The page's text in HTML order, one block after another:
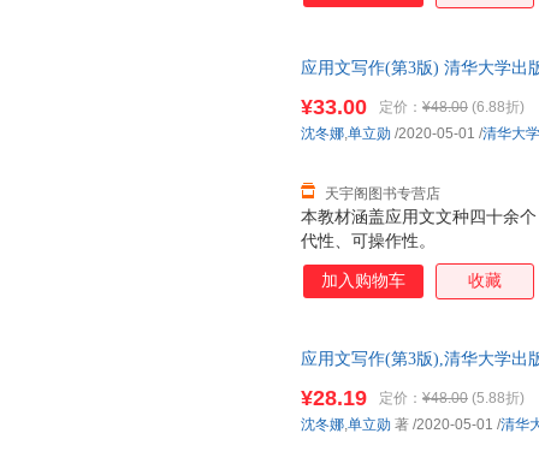
应用文写作(第3版) 清华大学出
本教材涵盖应用文文种四十余
代性、可操作性。
¥33.00 定价： ¥48.00 (6.88折)
天宇阁图书专营店
沈冬娜,单立勋 /2020-05-01 /清华大
加入购物车 收藏
应用文写作(第3版),清华大学出
¥28.19 定价： ¥48.00 (5.88折)
沈冬娜,单立勋 著 /2020-05-01 /清华